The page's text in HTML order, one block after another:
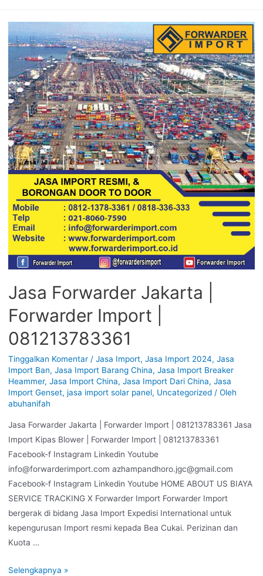
Jasa Forwarder Jakarta |
Forwarder Import |
081213783361
Tinggalkan Komentar / Jasa Import, Jasa Import 2024, Jasa
Import Ban, Jasa Import Barang China, Jasa Import Breaker
Heammer, Jasa Import China, Jasa Import Dari China, Jasa
Import Genset, jasa import solar panel, Uncategorized/ Oleh
abuhanifah
Jasa Forwarder Jakarta | Forwarder Import | 081213783361 Jasa
Import Kipas Blower | Forwarder Import | 081213783361
Facebook-f Instagram Linkedin Youtube
info@forwarderimport.com azhampandhoro.jgc@gmail.com
Facebook-f Instagram Linkedin Youtube HOME ABOUT US BIAYA
SERVICE TRACKING X Forwarder Import Forwarder Import
bergerak di bidang Jasa Import Expedisi International untuk
kepengurusan Import resmi kepada Bea Cukai. Perizinan dan
Kuota …
Selengkapnya »